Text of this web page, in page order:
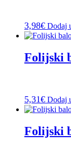
3,98€ Dodaj
Folijski
5,31€ Dodaj
Folijski